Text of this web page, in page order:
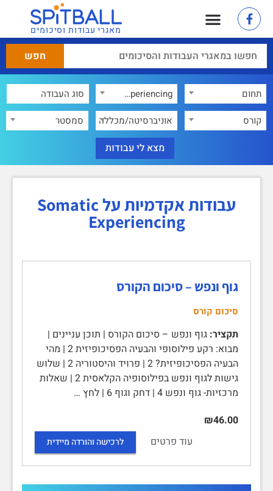
מאגרי עבודות וסיכומים
תחום
Somatic Experiencing
קורס
אוניברסיטה/מכללה סמסטר
עבודות אקדמיות על Somatic
Experiencing
גוף ונפש – סיכום הקורס
סיכום קורס
תקציר: גוף ונפש – סיכום הקורס | תוכן עניינים |
מבוא: רקע פילוסופי והבעיה הפסיכופיזית 2 | מהי
הבעיה הפסיכופיזית? 2 | פרויד והיסטוריה 2 | שלוש
גישות לגוף ונפש בפילוסופיה הקלאסית 2 | שאלות
מרכזיות- גוף ונפש 4 | דחק וגוף 6 | לחץ …
₪46.00
עוד פרטים
לרכישה והורדה מיידית